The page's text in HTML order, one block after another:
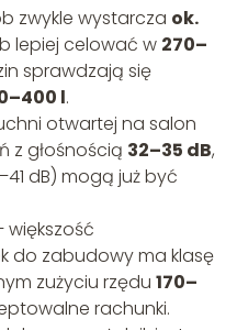
zwykle wystarcza ok.
lepiej celować w 270–
sprawdzają się
l.
otwartej na salon
z głośnością 32–35 dB,
dB) mogą już być
większość
do zabudowy ma klasę
zużyciu rzędu 170–
rachunki.